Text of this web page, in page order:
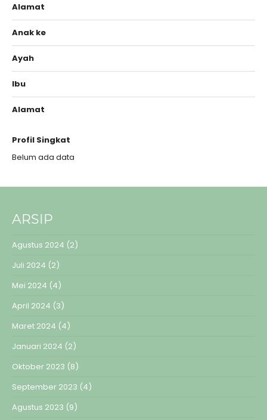
Alamat
Anak ke
Ayah
Ibu
Alamat
Profil Singkat
Belum ada data
ARSIP
Agustus 2024 (2)
Juli 2024 (2)
Mei 2024 (4)
April 2024 (3)
Maret 2024 (4)
Januari 2024 (2)
Oktober 2023 (8)
September 2023 (4)
Agustus 2023 (9)